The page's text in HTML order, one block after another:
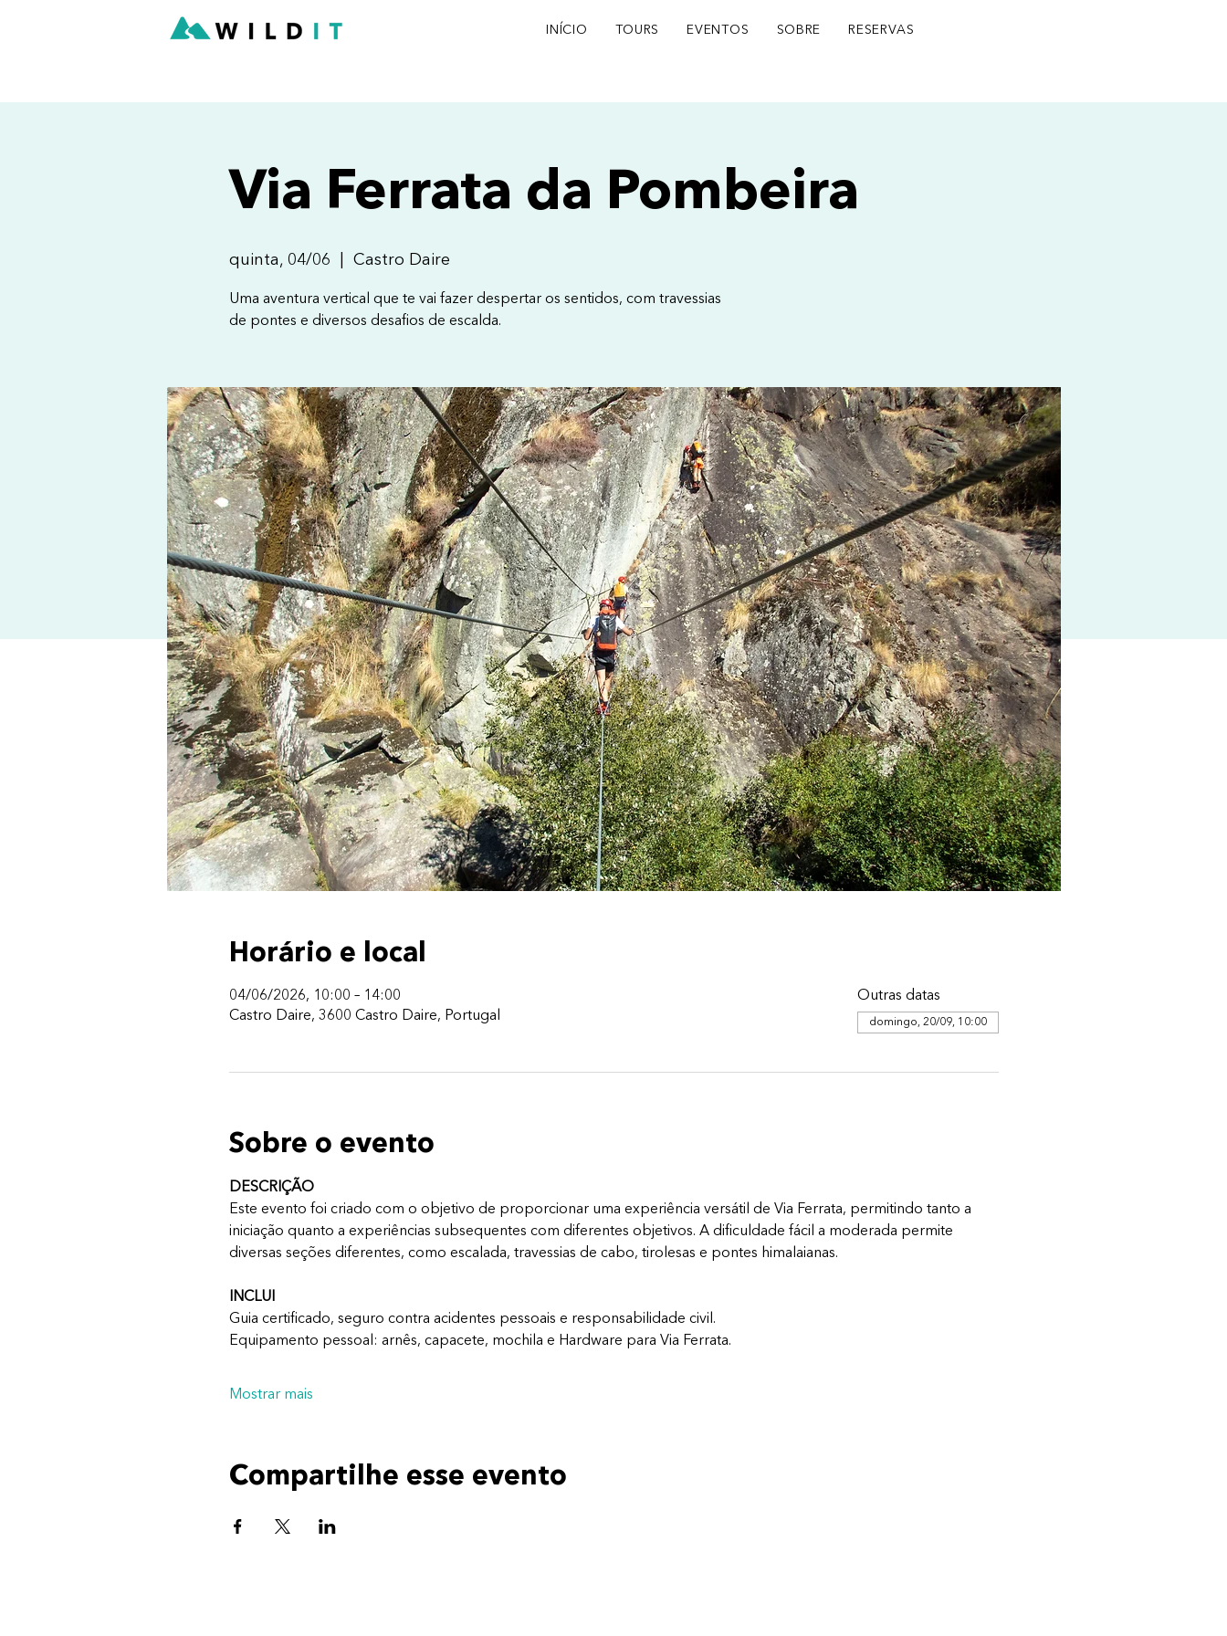
INÍCIO TOURS EVENTOS SOBRE RESERVAS
Via Ferrata da Pombeira
quinta, 04/06 Castro Daire
Uma aventura vertical que te vai fazer despertar os sentidos, com travessias
de pontes e diversos desafios de escalda.
Horário e local
04/06/2026, 10:00 – 14:00
Castro Daire, 3600 Castro Daire, Portugal
Outras datas
domingo, 20/09, 10:00
Sobre o evento
DESCRIÇÃO
Este evento foi criado com o objetivo de proporcionar uma experiência versátil de Via Ferrata, permitindo tanto a
iniciação quanto a experiências subsequentes com diferentes objetivos. A dificuldade fácil a moderada permite
diversas seções diferentes, como escalada, travessias de cabo, tirolesas e pontes himalaianas.
INCLUI
Guia certificado, seguro contra acidentes pessoais e responsabilidade civil.
Equipamento pessoal: arnês, capacete, mochila e Hardware para Via Ferrata.
Mostrar mais
Compartilhe esse evento